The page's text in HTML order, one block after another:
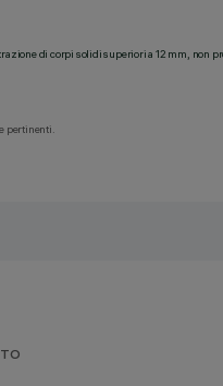
di corpi solidi superiori a 12 mm, non
pertinenti.